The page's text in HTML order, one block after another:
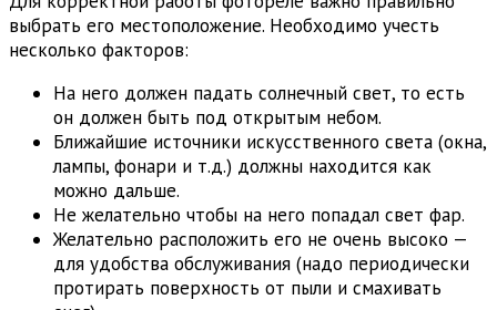
выбрать его местоположение. Необходимо учесть
несколько факторов:
На него должен падать солнечный свет, то есть
он должен быть под открытым небом.
Ближайшие источники искусственного света (окна,
лампы, фонари и т.д.) должны находится как
можно дальше.
Не желательно чтобы на него попадал свет фар.
Желательно расположить его не очень высоко —
для удобства обслуживания (надо периодически
протирать поверхность от пыли и смахивать